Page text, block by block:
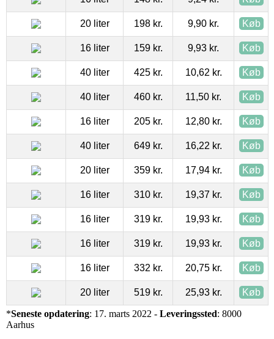
20 liter 198 kr. 9,90 kr. Køb
16 liter 159 kr. 9,93 kr. Køb
40 liter 425 kr. 10,62 kr. Køb
40 liter 460 kr. 11,50 kr. Køb
16 liter 205 kr. 12,80 kr. Køb
40 liter 649 kr. 16,22 kr. Køb
20 liter 359 kr. 17,94 kr. Køb
16 liter 310 kr. 19,37 kr. Køb
16 liter 319 kr. 19,93 kr. Køb
16 liter 319 kr. 19,93 kr. Køb
16 liter 332 kr. 20,75 kr. Køb
20 liter 519 kr. 25,93 kr. Køb
*Seneste opdatering: 17. marts 2022 - Leveringssted: 8000
Aarhus